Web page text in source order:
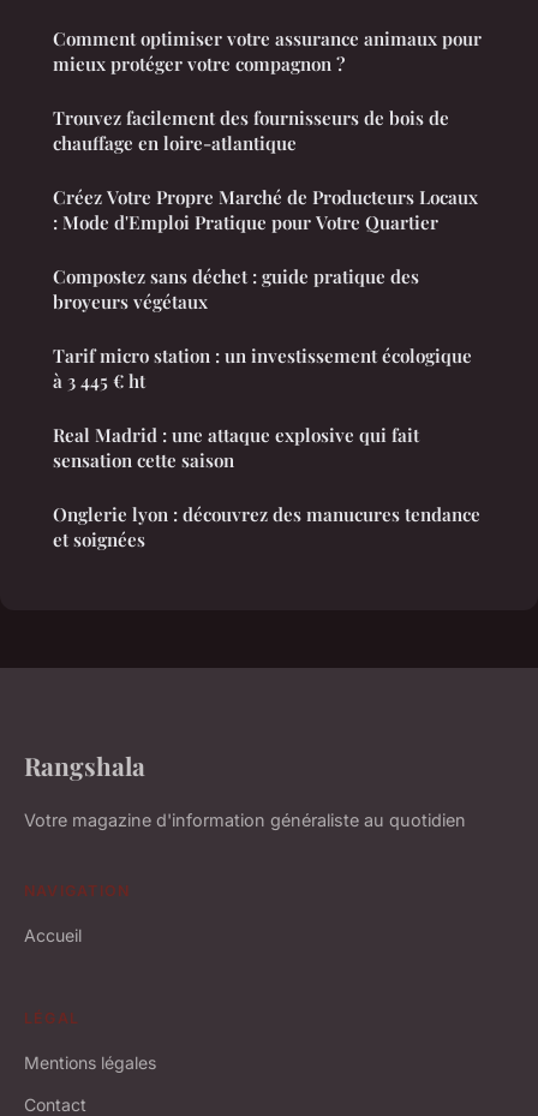
Comment optimiser votre assurance animaux pour
mieux protéger votre compagnon ?
Trouvez facilement des fournisseurs de bois de
chauffage en loire-atlantique
Créez Votre Propre Marché de Producteurs Locaux
: Mode d'Emploi Pratique pour Votre Quartier
Compostez sans déchet : guide pratique des
broyeurs végétaux
Tarif micro station : un investissement écologique
à 3 445 € ht
Real Madrid : une attaque explosive qui fait
sensation cette saison
Onglerie lyon : découvrez des manucures tendance
et soignées
Rangshala
Votre magazine d'information généraliste au quotidien
NAVIGATION
Accueil
LÉGAL
Mentions légales
Contact